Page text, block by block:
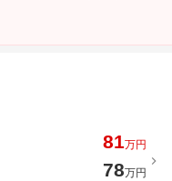
81万円
78万円